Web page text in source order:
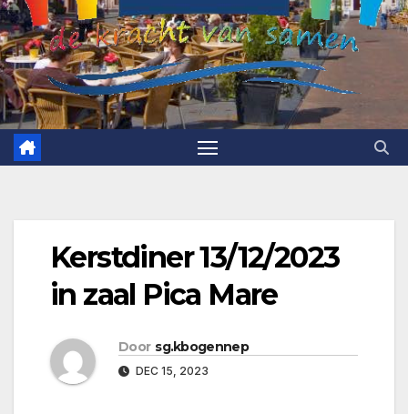
Kerstdiner 13/12/2023
in zaal Pica Mare
Door sg.kbogennep
DEC 15, 2023